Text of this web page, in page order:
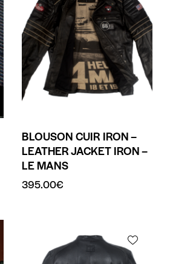
BLOUSON CUIR IRON –
LEATHER JACKET IRON –
LE MANS
395.00€